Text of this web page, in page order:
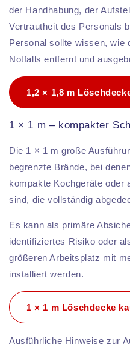
der Handhabung, der
Vertrautheit des Personals
Personal sollte wissen, wie
Notfalls entfernt und
1,2 × 1,8 m
1 × 1 m – kompakter
Die 1 × 1 m große
begrenzte Brände, bei
kompakte Kochgeräte oder
sind, die vollständig
Es kann als primäre
identifiziertes Risiko oder
größeren Arbeitsplatz mit
installiert werden.
1 × 1 m Löschdecke
Ausführliche Hinweise zur